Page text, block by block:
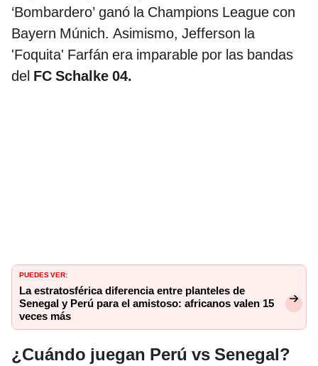
‘Bombardero’ ganó la Champions League con
Bayern Múnich. Asimismo, Jefferson la
'Foquita' Farfán era imparable por las bandas
del FC Schalke 04.
PUEDES VER:
La estratosférica diferencia entre planteles de
Senegal y Perú para el amistoso: africanos valen 15
veces más
¿Cuándo juegan Perú vs Senegal?